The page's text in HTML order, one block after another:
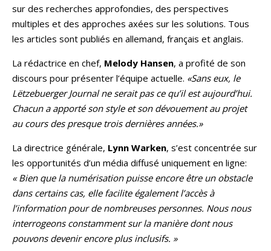
sur des recherches approfondies, des perspectives
multiples et des approches axées sur les solutions. Tous
les articles sont publiés en allemand, français et anglais.
La rédactrice en chef, Melody Hansen, a profité de son
discours pour présenter l’équipe actuelle. «Sans eux, le
Lëtzebuerger Journal ne serait pas ce qu’il est aujourd’hui.
Chacun a apporté son style et son dévouement au projet
au cours des presque trois dernières années.»
La directrice générale, Lynn Warken, s’est concentrée sur
les opportunités d’un média diffusé uniquement en ligne:
« Bien que la numérisation puisse encore être un obstacle
dans certains cas, elle facilite également l’accès à
l’information pour de nombreuses personnes. Nous nous
interrogeons constamment sur la manière dont nous
pouvons devenir encore plus inclusifs. »